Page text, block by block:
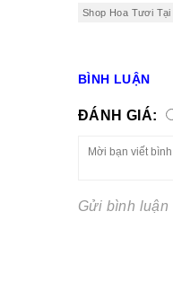
Shop Hoa Tươi Tại
BÌNH LUẬN
ĐÁNH GIÁ:
Gửi bình luận